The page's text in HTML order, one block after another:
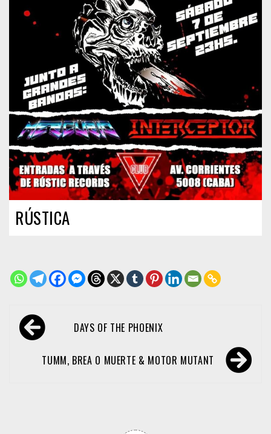
RÚSTICA
Navegación
de
entradas
DAYS OF THE PHOENIX
TUMM, BREA O MUERTE & MOTOR MUTANT